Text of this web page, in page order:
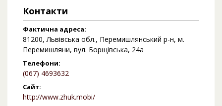
Контакти
Фактична адреса:
81200, Львівська обл., Перемишлянський р-н, м.
Перемишляни, вул. Борщівська, 24а
Телефони:
(067) 4693632
Сайт:
http://www.zhuk.mobi/